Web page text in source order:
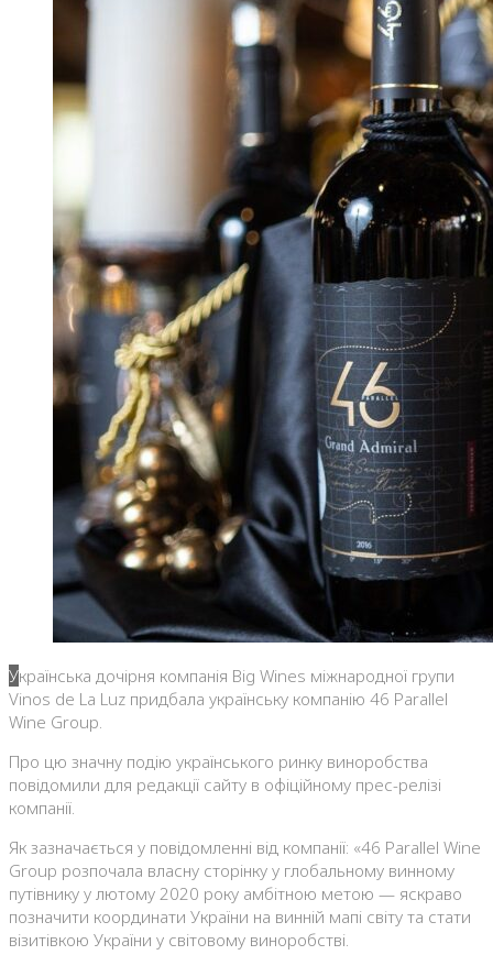
Українська дочірня компанія Big Wines міжнародної групи
Vinos de La Luz придбала українську компанію 46 Parallel
Wine Group.
Про цю значну подію українського ринку виноробства
повідомили для редакції сайту в офіційному прес-релізі
компанії.
Як зазначається у повідомленні від компанії: «46 Parallel Wine
Group розпочала власну сторінку у глобальному винному
путівнику у лютому 2020 року амбітною метою — яскраво
позначити координати України на винній мапі світу та стати
візитівкою України у світовому виноробстві.